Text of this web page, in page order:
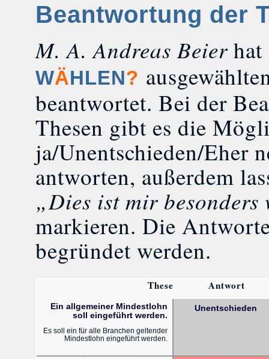
Beantwortung der
M. A. Andreas Beierhat
WÄHLEN?
beantwortet. Bei der
Thesen gibt es die
ja/Unentschieden/Eher
antworten, außerdem
„Dies ist mir
markieren. Die
begründet werden.
These Antwort
Ein allgemeiner Mindestlohn
soll eingeführt werden.
Es soll ein für alle Branchen geltender
Mindestlohn eingeführt werden.
Unentschieden